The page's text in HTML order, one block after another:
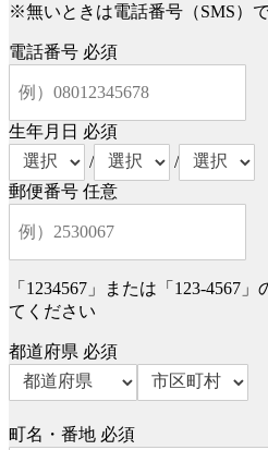
※無いときは電話番号（SMS）
電話番号 必須
生年月日 必須
/
/
郵便番号 任意
「1234567」または「123-4567
てください
都道府県 必須
町名・番地 必須